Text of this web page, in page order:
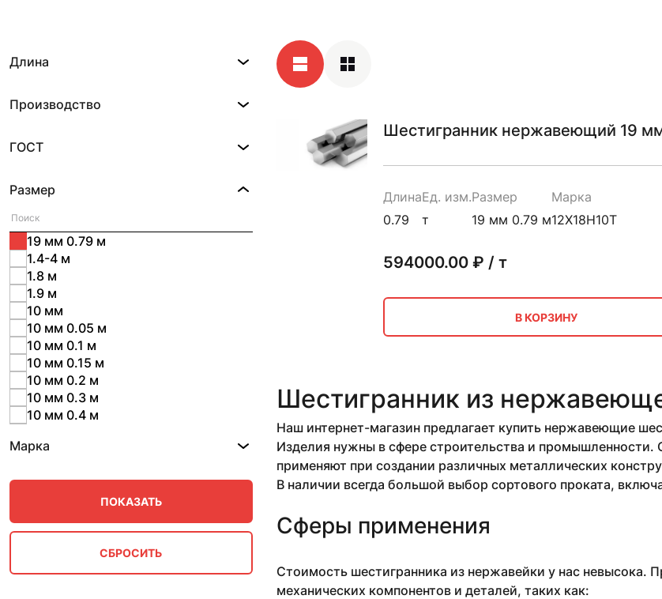
Длина
Производство
ГОСТ
Размер
1.4-4 м
1.8 м
1.9 м
10 мм
10 мм 0.05 м
10 мм 0.1 м
10 мм 0.15 м
10 мм 0.2 м
10 мм 0.3 м
10 мм 0.4 м
10 мм 0.57 м
10 мм 0.78 м
10 мм 0.79-1 м
10 мм 0.87 м
10 мм 1 м
10 мм 1.25-1.97 м
10 мм 1.42-1.5 м
19 мм 0.79 м
Марка
Шестигранник нержавеющий 19
Длина
0.79
Ед. изм.
т
Размер
19 мм 0.79 м
Марка
12Х18Н10Т
594000.00₽ / т
В КОРЗИНУ
Шестигранник из
Наш интернет-магазин предлагает купить нержавеющие
Изделия нужны в сфере строительства и
применяют при создании различных металлических
В наличии всегда большой выбор сортового проката,
Сферы применения
Стоимость шестигранника из нержавейки у нас невысока.
механических компонентов и деталей, таких как: